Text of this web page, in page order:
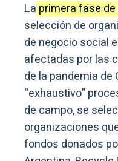
La primera fase
selección de
de negocio social
afectadas por las
de la pandemia de
“exhaustivo”
de campo, se
organizaciones
fondos donados